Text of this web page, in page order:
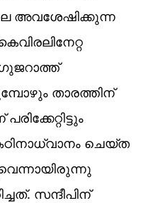
അവശേഷിക്കുന്ന
ഗുജറാത്ത്
താരത്തിന്
ചെയ്ത
സന്ദീപിന്